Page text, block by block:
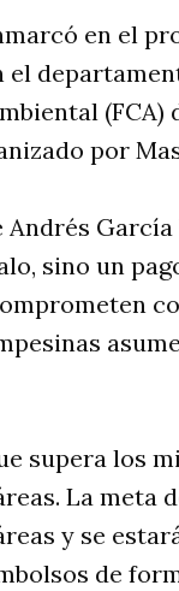
en el
el
por
sino un
supera los
La meta
y se
de